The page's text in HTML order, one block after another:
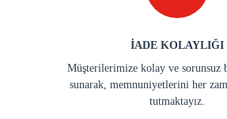
İADE KOLAYLIĞI
Müşterilerimize kolay ve sorunsuz
sunarak, memnuniyetlerini her
tutmaktayız.